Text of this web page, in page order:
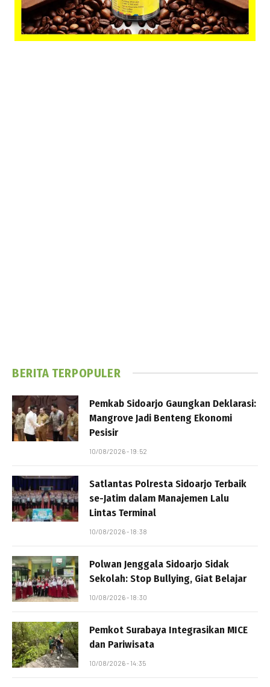
BERITA TERPOPULER
Pemkab Sidoarjo Gaungkan Deklarasi:
Mangrove Jadi Benteng Ekonomi
Pesisir
10/08/2026 - 19:52
Satlantas Polresta Sidoarjo Terbaik
se-Jatim dalam Manajemen Lalu
Lintas Terminal
10/08/2026 - 18:38
Polwan Jenggala Sidoarjo Sidak
Sekolah: Stop Bullying, Giat Belajar
10/08/2026 - 18:30
Pemkot Surabaya Integrasikan MICE
dan Pariwisata
10/08/2026 - 14:35